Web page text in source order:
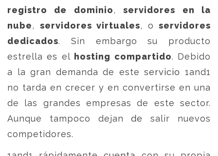
registro de dominio,servidores en la
nube, servidores virtuales, o servidores
dedicados. Sin embargo su producto
estrella es el hosting compartido. Debido
a la gran demanda de este servicio 1and1
no tarda en crecer y en convertirse en una
de las grandes empresas de este sector.
Aunque tampoco dejan de salir nuevos
competidores.